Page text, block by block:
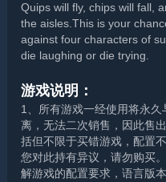
Quips will fly, chips will fall,
the aisles.This is your
against four characters of
die laughing or die trying.
游戏说明：
1、所有游戏一经使用将永
离，无法二次销售，因此售
括但不限于买错游戏，配置
您对此持有异议，请勿购买
解游戏的配置要求，语言版